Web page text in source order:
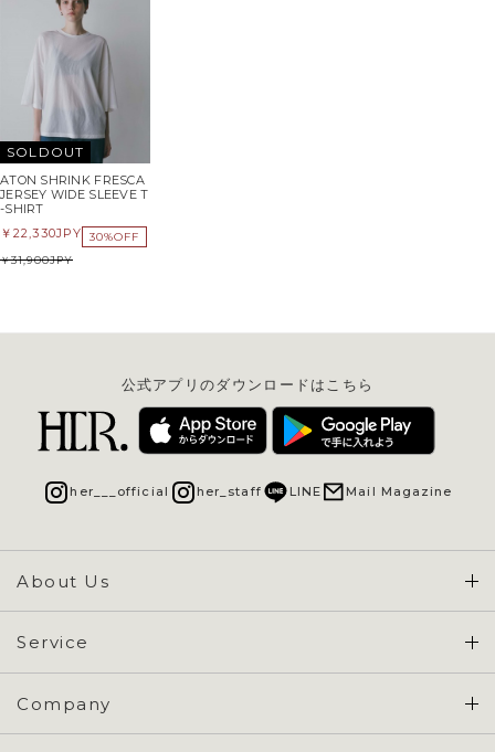
SOLDOUT
ATON SHRINK FRESCA
JERSEY WIDE SLEEVE T
-SHIRT
22,330JPY 30%OFF
31,900JPY
About Us
Concept & Overview
Service
会員登録 / ログイン
ご利用ガイド
Company
公式アプリのダウンロードはこちら
her___official her_staff LINE Mail Magazine